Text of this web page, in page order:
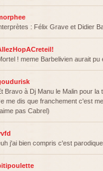
: Félix Grave et Didier
! meme Barbelivien aurait pu
Bravo à Dj Manu le Malin pour la
me dis que franchement c'est
pas Cabrel)
j'ai bien compris c'est